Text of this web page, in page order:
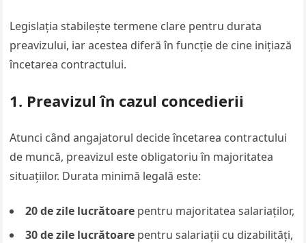
Legislația stabilește termene clare pentru durata
preavizului, iar acestea diferă în funcție de cine inițiază
încetarea contractului.
1. Preavizul în cazul concedierii
Atunci când angajatorul decide încetarea contractului
de muncă, preavizul este obligatoriu în majoritatea
situațiilor. Durata minimă legală este:
20 de zile lucrătoare pentru majoritatea salariaților,
30 de zile lucrătoare pentru salariații cu dizabilități,